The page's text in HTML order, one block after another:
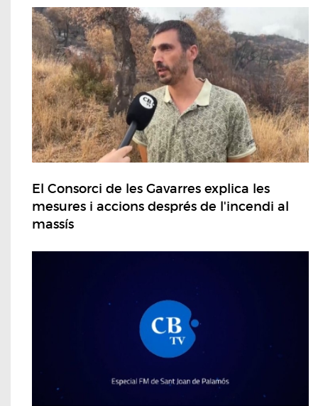
El Consorci de les Gavarres explica les
mesures i accions després de l'incendi al
massís